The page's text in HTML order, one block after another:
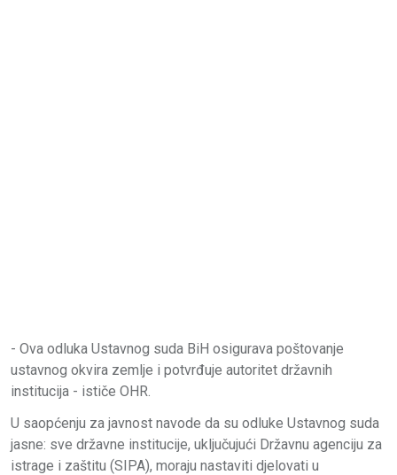
- Ova odluka Ustavnog suda BiH osigurava poštovanje
ustavnog okvira zemlje i potvrđuje autoritet državnih
institucija - ističe OHR.
U saopćenju za javnost navode da su odluke Ustavnog suda
jasne: sve državne institucije, uključujući Državnu agenciju za
istrage i zaštitu (SIPA), moraju nastaviti djelovati u